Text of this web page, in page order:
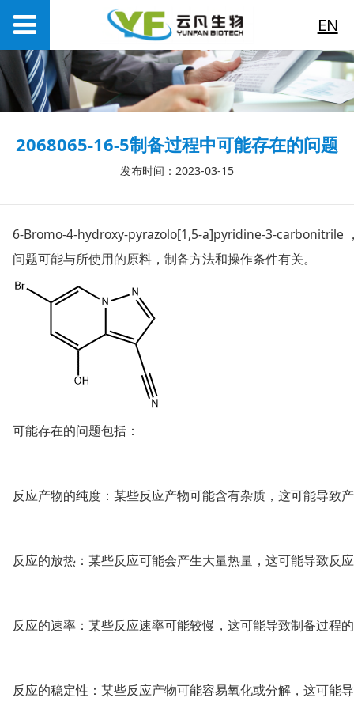
EN
2068065-16-5制备过程中可能存在的问题
发布时间：2023-03-15
6-Bromo-4-hydroxy-pyrazolo[1,5-a]pyridine-3-carbonitrile
问题可能与所使用的原料，制备方法和操作条件有关。
可能存在的问题包括：
反应产物的纯度：某些反应产物可能含有杂质，这可能导致
反应的放热：某些反应可能会产生大量热量，这可能导致反
反应的速率：某些反应速率可能较慢，这可能导致制备过程
反应的稳定性：某些反应产物可能容易氧化或分解，这可能